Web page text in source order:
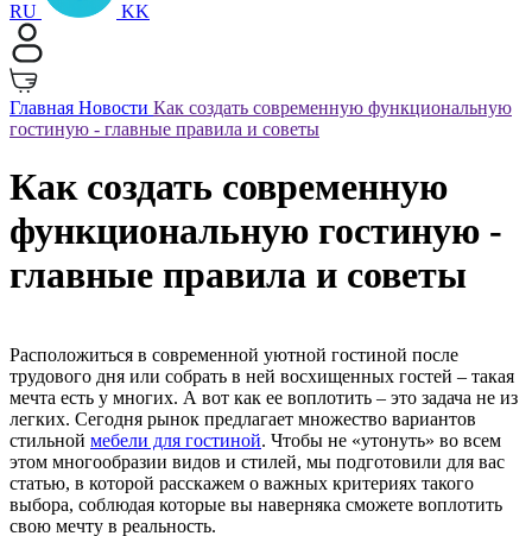
RU KK
Главная Новости Как создать современную функциональную
гостиную - главные правила и советы
Как создать современную
функциональную гостиную -
главные правила и советы
Расположиться в современной уютной гостиной после
трудового дня или собрать в ней восхищенных гостей – такая
мечта есть у многих. А вот как ее воплотить – это задача не из
легких. Сегодня рынок предлагает множество вариантов
стильной мебели для гостиной. Чтобы не «утонуть» во всем
этом многообразии видов и стилей, мы подготовили для вас
статью, в которой расскажем о важных критериях такого
выбора, соблюдая которые вы наверняка сможете воплотить
свою мечту в реальность.